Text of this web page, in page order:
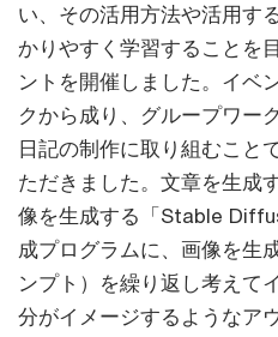
い、その活用方法や活用す
かりやすく学習することを
ントを開催しました。イベ
クから成り、グループワー
日記の制作に取り組むこと
ただきました。文章を生成
像を生成する「Stable
成プログラムに、画像を生
ンプト）を繰り返し考えて
分がイメージするようなア